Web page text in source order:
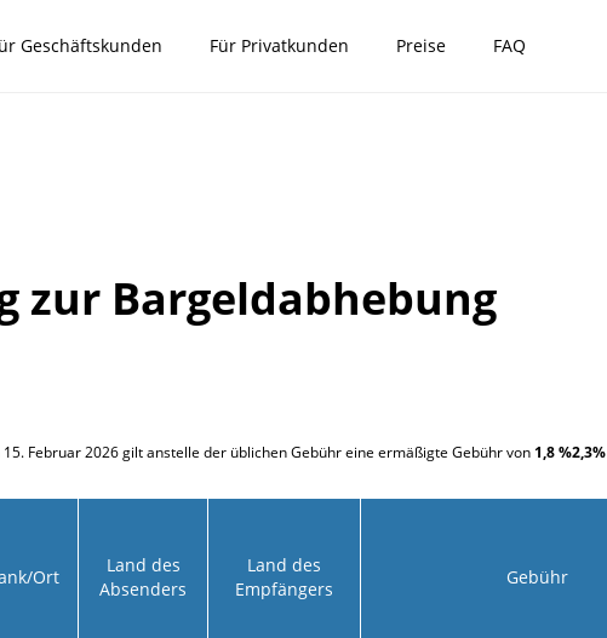
Geschäftskunden Für Privatkunden Preise FAQ
zur Bargeldabhebung
Februar 2026 gilt anstelle der üblichen Gebühr eine ermäßigte Gebühr von 1,8 %2,3%
Ort
Land des
Absenders
Land des
Empfängers
Gebühr